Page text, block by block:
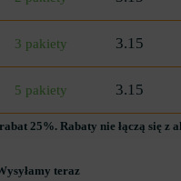
3 pakiety 3.15
5 pakiety 3.15
25%. Rabaty nie łączą się z
teraz